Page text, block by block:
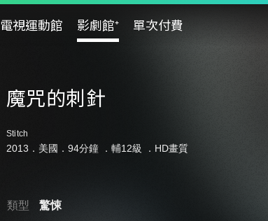
電視運動館 影劇館⁺ 單次付費
魔咒的刺針
Stitch
2013．美國．94分鐘 ． 輔12級 ．HD畫質
類型
驚悚